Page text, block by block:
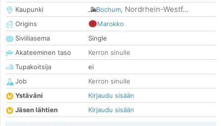
Kaupunki
Bochum, Nordrhein-Westf...
Origins
Marokko
Siviiliasema
Single
Akateeminen taso
Kerron sinulle
Tupakoitsija
ei
Job
Kerron sinulle
Ystäväni
Kirjaudu sisään
Jäsen lähtien
Kirjaudu sisään